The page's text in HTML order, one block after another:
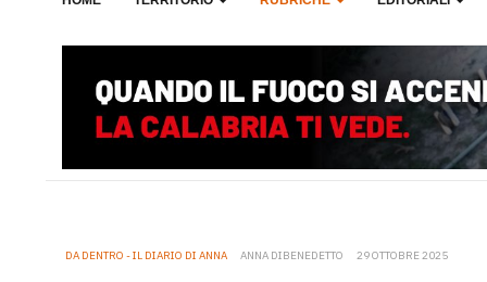
DA DENTRO - IL DIARIO DI ANNA ANNA DIBENEDETTO 29 OTTOBRE 2025